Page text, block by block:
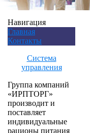
Навигация
Главная
Контакты
Система
управления
Группа компаний
«ИРПТОРГ»
производит и
поставляет
индивидуальные
рационы питания